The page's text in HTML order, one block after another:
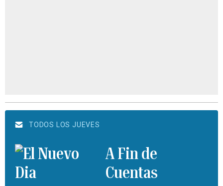
TODOS LOS JUEVES
A Fin de
Cuentas